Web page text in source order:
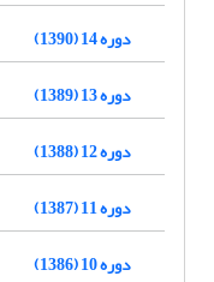
دوره 14 (1390)
دوره 13 (1389)
دوره 12 (1388)
دوره 11 (1387)
دوره 10 (1386)